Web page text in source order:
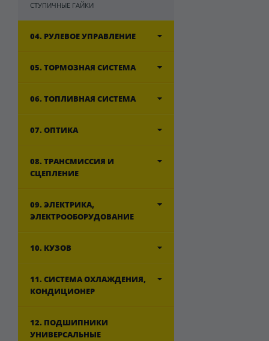
СТУПИЧНЫЕ ГАЙКИ
04. РУЛЕВОЕ УПРАВЛЕНИЕ
05. ТОРМОЗНАЯ СИСТЕМА
06. ТОПЛИВНАЯ СИСТЕМА
07. ОПТИКА
08. ТРАНСМИССИЯ И
СЦЕПЛЕНИЕ
09. ЭЛЕКТРИКА,
ЭЛЕКТРООБОРУДОВАНИЕ
10. КУЗОВ
11. СИСТЕМА ОХЛАЖДЕНИЯ,
КОНДИЦИОНЕР
12. ПОДШИПНИКИ
УНИВЕРСАЛЬНЫЕ